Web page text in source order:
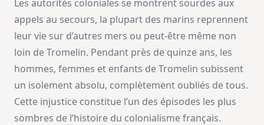
Les autorités coloniales se montrent sourdes aux
appels au secours, la plupart des marins reprennent
leur vie sur d’autres mers ou peut-être même non
loin de Tromelin. Pendant près de quinze ans, les
hommes, femmes et enfants de Tromelin subissent
un isolement absolu, complètement oubliés de tous.
Cette injustice constitue l’un des épisodes les plus
sombres de l’histoire du colonialisme français.